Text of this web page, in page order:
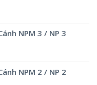
NPM 3 / NP 3
NPM 2 / NP 2